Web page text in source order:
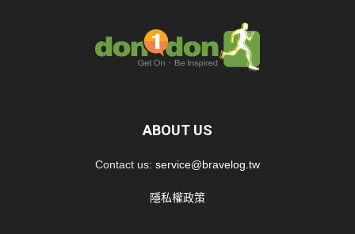
ABOUT US
Contact us: service@bravelog.tw
隱私權政策